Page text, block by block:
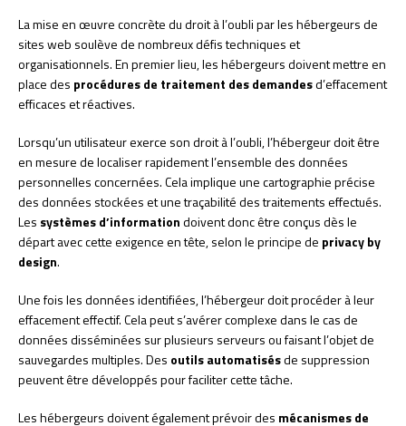
La mise en œuvre concrète du droit à l’oubli par les hébergeurs de
sites web soulève de nombreux défis techniques et
organisationnels. En premier lieu, les hébergeurs doivent mettre en
place des procédures de traitement des demandesd’effacement
efficaces et réactives.
Lorsqu’un utilisateur exerce son droit à l’oubli, l’hébergeur doit être
en mesure de localiser rapidement l’ensemble des données
personnelles concernées. Cela implique une cartographie précise
des données stockées et une traçabilité des traitements effectués.
Les systèmes d’informationdoivent donc être conçus dès le
départ avec cette exigence en tête, selon le principe de privacy by
design.
Une fois les données identifiées, l’hébergeur doit procéder à leur
effacement effectif. Cela peut s’avérer complexe dans le cas de
données disséminées sur plusieurs serveurs ou faisant l’objet de
sauvegardes multiples. Des outils automatisésde suppression
peuvent être développés pour faciliter cette tâche.
Les hébergeurs doivent également prévoir des mécanismes de